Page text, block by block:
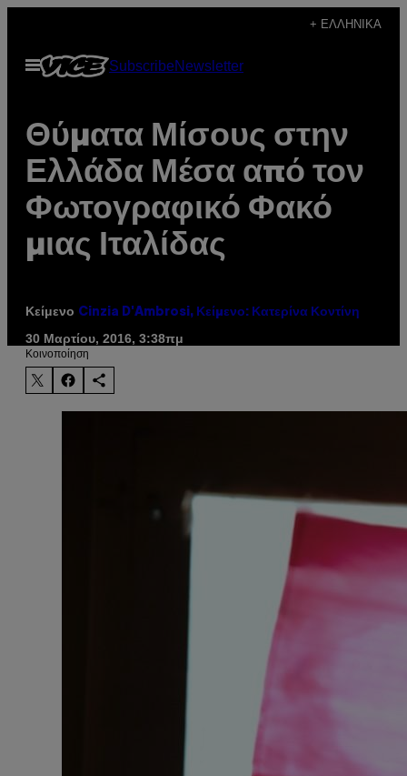
περιεχόμενο
+ ΕΛΛΗΝΙΚΆ
Ανοίξτε
το
SubscribeNewsletter
Θύματα Μίσους στην
Ελλάδα Μέσα από τον
Φωτογραφικό Φακό
μιας Ιταλίδας
Κείμενο Cinzia D'Ambrosi, Κείμενο: Κατερίνα Κοντίνη
30 Μαρτίου, 2016, 3:38πμ
Kοινοποίηση